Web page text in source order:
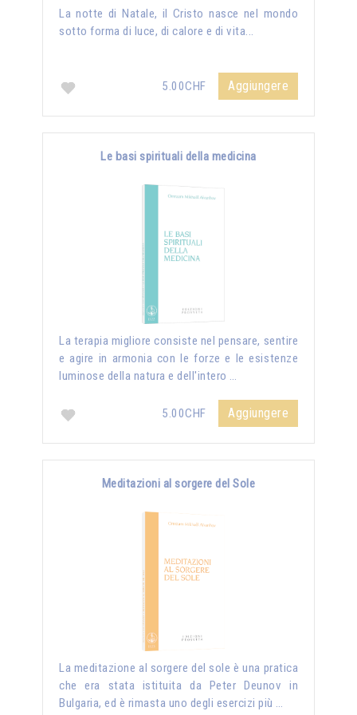
La notte di Natale, il Cristo nasce nel mondo
sotto forma di luce, di calore e di vita...
5.00CHF Aggiungere
Le basi spirituali della medicina
La terapia migliore consiste nel pensare, sentire
e agire in armonia con le forze e le esistenze
luminose della natura e dell'intero …
5.00CHF Aggiungere
Meditazioni al sorgere del Sole
La meditazione al sorgere del sole è una pratica
che era stata istituita da Peter Deunov in
Bulgaria, ed è rimasta uno degli esercizi più …